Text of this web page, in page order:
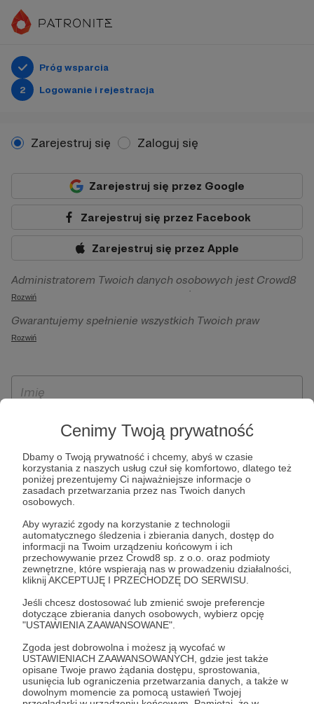
Cenimy Twoją prywatność
Dbamy o Twoją prywatność i chcemy, abyś w czasie
korzystania z naszych usług czuł się komfortowo, dlatego też
poniżej prezentujemy Ci najważniejsze informacje o
zasadach przetwarzania przez nas Twoich danych
osobowych.
Aby wyrazić zgody na korzystanie z technologii
automatycznego śledzenia i zbierania danych, dostęp do
informacji na Twoim urządzeniu końcowym i ich
przechowywanie przez Crowd8 sp. z o.o. oraz podmioty
zewnętrzne, które wspierają nas w prowadzeniu działalności,
kliknij AKCEPTUJĘ I PRZECHODZĘ DO SERWISU.
Jeśli chcesz dostosować lub zmienić swoje preferencje
dotyczące zbierania danych osobowych, wybierz opcję
"USTAWIENIA ZAAWANSOWANE".
Zgoda jest dobrowolna i możesz ją wycofać w
USTAWIENIACH ZAAWANSOWANYCH, gdzie jest także
opisane Twoje prawo żądania dostępu, sprostowania,
usunięcia lub ograniczenia przetwarzania danych, a także w
dowolnym momencie za pomocą ustawień Twojej
Próg wsparcia
2
Logowanie i rejestracja
Zarejestruj się Zaloguj się
Zarejestruj się przez Google
Zarejestruj się przez Facebook
Zarejestruj się przez Apple
Administratorem Twoich danych osobowych jest Crowd8
sp. z o.o. z siedziba w Warszawie, ul. Żwirki i Wigury 16, 02-
092 Warszawa. Twoje dane osobowe będą przetwarzane w
szczególności w celu wykonania umowy zawartej z Tobą, w
Patronite.pl, w tym możliwości dokonywania oraz
otrzymywania wsparcia na naszej platformie oraz
Rozwiń
Gwarantujemy spełnienie wszystkich Twoich praw
wynikających z ogólnego rozporządzenia o ochronie
ich przenoszenia, niepodlegania zautomatyzowanemu
wyrażenia sprzeciwu wobec przetwarzania Twoich danych
osobowych. Rejestracja dla osób niepełnoletnich możliwa
jest po przekazaniu podpisanego formularza "Zgodna na
założenie konta przez osobę niepełnoletnią", formularz
dostępny jest na stronie regulaminu Patronite.pl.
Rozwiń
* Zapoznałem się i akceptujęRegulaminserwisu oraz
Prywatności.
* Wyrażam zgodę na przetwarzanie moich danych
osobowych podanych w formularzu rejestracyjnym w celu
prawidłowego świadczenia usług serwisu Patronite.